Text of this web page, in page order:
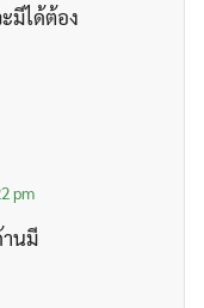
มีได้ต้อง
pm
นมี